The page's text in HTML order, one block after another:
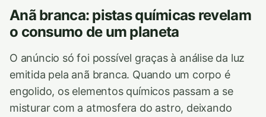
Anã branca: pistas químicas revelam
o consumo de um planeta
O anúncio só foi possível graças à análise da luz
emitida pela anã branca. Quando um corpo é
engolido, os elementos químicos passam a se
misturar com a atmosfera do astro, deixando